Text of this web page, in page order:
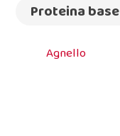
Proteina base
Agnello